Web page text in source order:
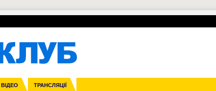
ВІДЕО ТРАНСЛЯЦІЇ
Кубок України Молодіжка
Ліга націй Ліга конференцій
ЧЄ-2015 (U-21)
УПЛ-ПЕРЕХОДИ